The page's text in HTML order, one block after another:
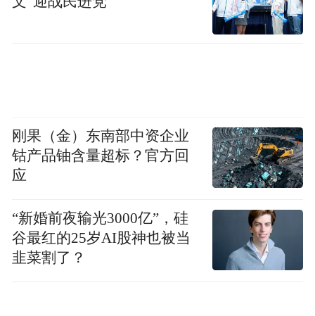
刚果（金）东南部中资企业
钴产品铀含量超标？官方回
应
“新婚前夜输光3000亿”，硅
谷最红的25岁AI股神也被当
韭菜割了？